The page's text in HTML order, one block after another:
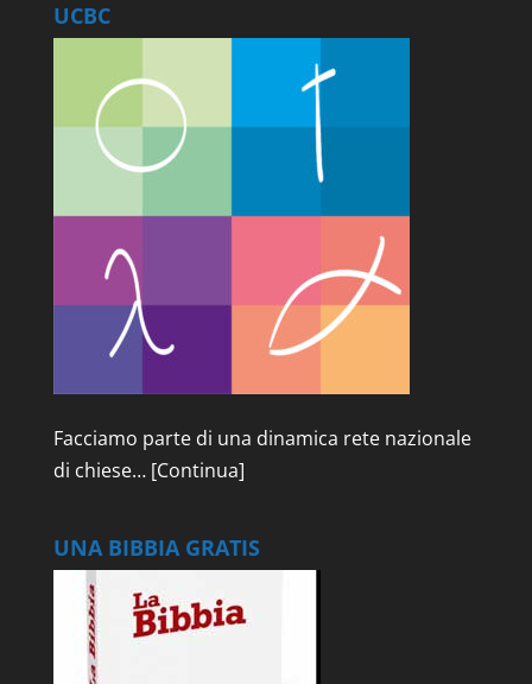
UCBC
Facciamo parte di una dinamica rete nazionale
di chiese… [Continua]
UNA BIBBIA GRATIS